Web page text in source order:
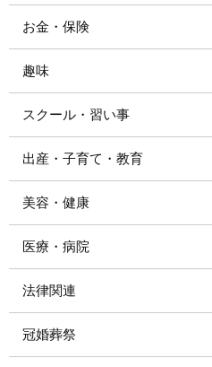
お金・保険
趣味
スクール・習い事
出産・子育て・教育
美容・健康
医療・病院
法律関連
冠婚葬祭